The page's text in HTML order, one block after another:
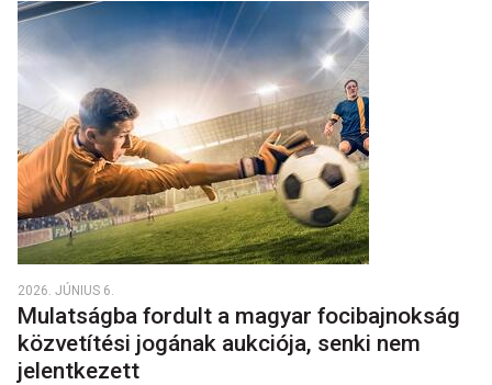
2026. JÚNIUS 6.
Mulatságba fordult a magyar focibajnokság
közvetítési jogának aukciója, senki nem
jelentkezett